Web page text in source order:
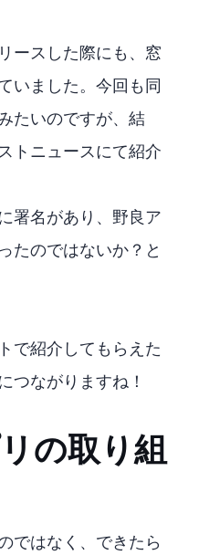
リースした際にも、窓
いました。今回も同
たいのですが、結
トニュースにて紹介
リに署名があり、野良ア
たのではないか？と
で紹介してもらえた
つながりますね！
の取り組
ではなく、できたら